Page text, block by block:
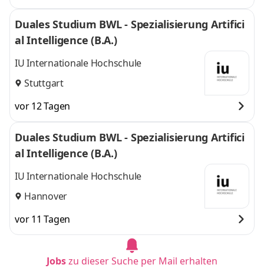
Duales Studium BWL - Spezialisierung Artifici
al Intelligence (B.A.)
IU Internationale Hochschule
Stuttgart
vor 12 Tagen
Duales Studium BWL - Spezialisierung Artifici
al Intelligence (B.A.)
IU Internationale Hochschule
Hannover
vor 11 Tagen
Jobszu dieser Suche per Mail erhalten